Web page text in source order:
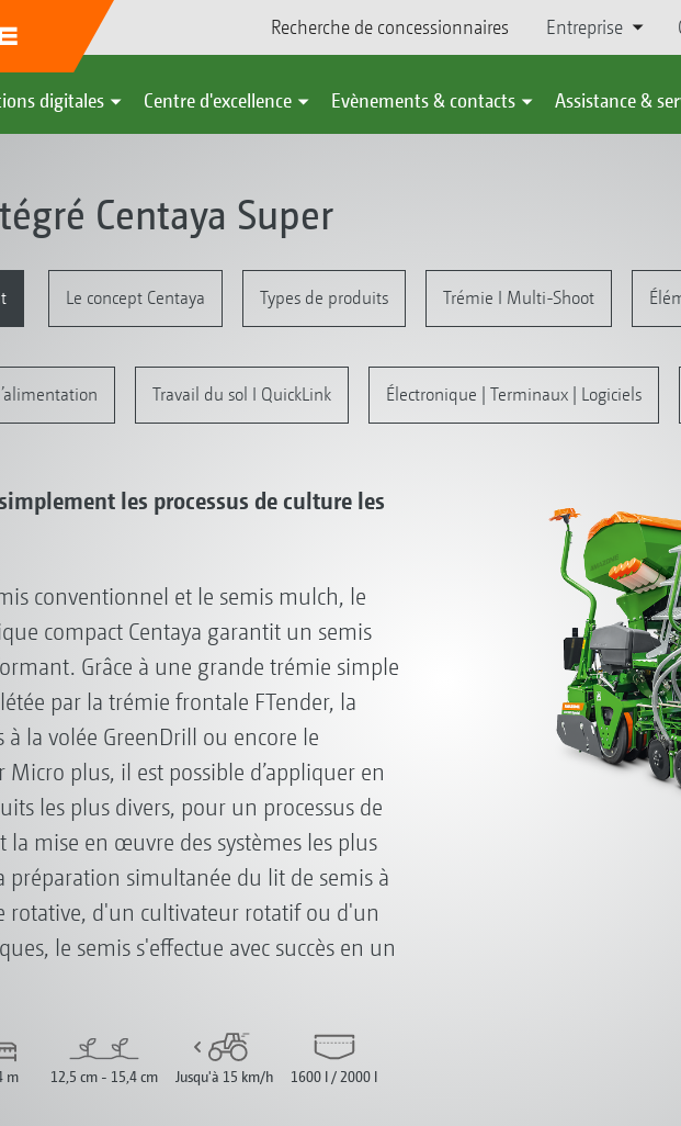
Recherche de concessionnaires Entreprise
digitales Centre d'excellence Evènements & contacts Assistance &
Centaya Super
Le concept Centaya Types de produits Trémie I Multi-Shoot
Travail du sol I QuickLink Électronique | Terminaux | Logiciels
les processus de culture les
conventionnel et le semis mulch, le
compact Centaya garantit un semis
Grâce à une grande trémie simple
par la trémie frontale FTender, la
la volée GreenDrill ou encore le
plus, il est possible d’appliquer en
les plus divers, pour un processus de
mise en œuvre des systèmes les plus
préparation simultanée du lit de semis à
rotative, d'un cultivateur rotatif ou d'un
le semis s'effectue avec succès en un
m 12,5 cm - 15,4 cm Jusqu'à 15 km/h 1600 l / 2000 l